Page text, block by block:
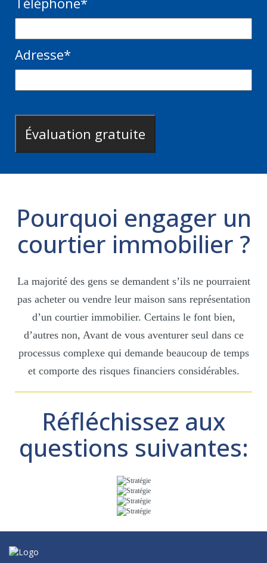
Adresse*
Pourquoi engager un
courtier immobilier ?
La majorité des gens se demandent s’ils ne pourraient
pas acheter ou vendre leur maison sans représentation
d’un courtier immobilier. Certains le font bien,
d’autres non, Avant de vous aventurer seul dans ce
processus complexe qui demande beaucoup de temps
et comporte des risques financiers considérables.
Réfléchissez aux
questions suivantes: